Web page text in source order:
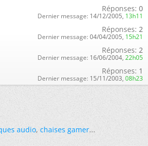
Réponses: 0
Dernier message: 14/12/2005, 13h11
Réponses: 2
Dernier message: 04/04/2005, 15h21
Réponses: 2
Dernier message: 16/06/2004, 22h05
Réponses: 1
Dernier message: 15/11/2003, 08h23
audio,chaises gamer...